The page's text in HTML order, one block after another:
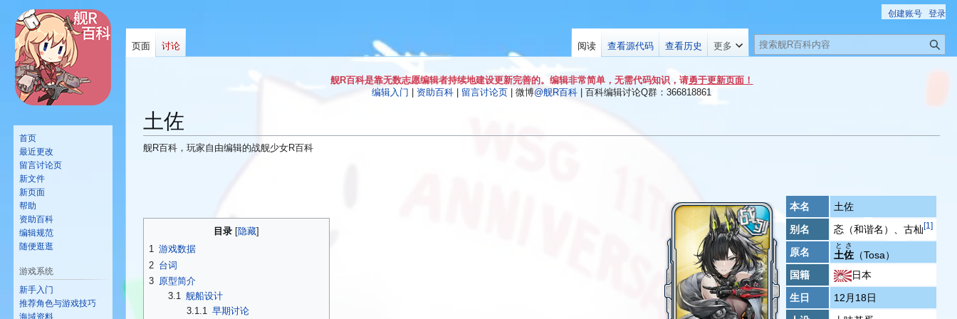
舰R百科是靠无数志愿编辑者持续地建设更新完善的。编辑非常简单，无需代码知识，请勇于更新页面！
编辑入门
资助百科 留言讨论页 | 微博@舰R百科 | 百科编辑讨论Q群：366818861
土佐
舰R百科，玩家自由编辑的战舰少女R百科
到
航
到
索
本名
土佐
别名
忞（和谐名）、古杣[1]
原名 土佐
とさ
（Tosa）
国籍
日本
生日
12月18日
目录
1 游戏数据
2 台词
3 原型简介
3.1
舰船设计
3.1.1
早期讨论
创建账号 登录
页面 讨论 阅读 查看源代码 查看历史 更多
搜
索
首页
最近更改
留言讨论页
新文件
新页面
帮助
资助百科
编辑规范
随便逛逛
游戏系统
新手入门
推荐角色与游戏技巧
海域资料